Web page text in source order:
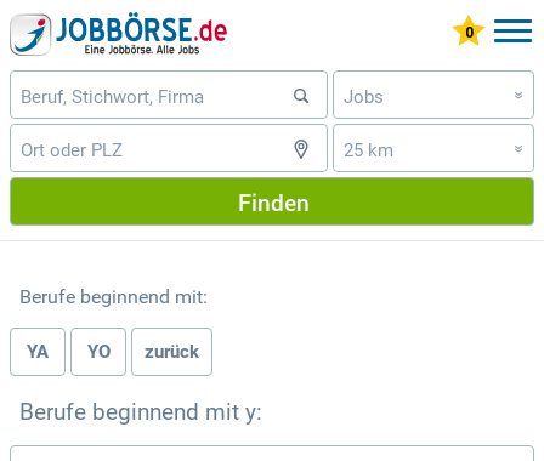
Jobs »
25 km »
Finden
Berufe beginnend mit:
YA YO zurück
Berufe beginnend mit y: